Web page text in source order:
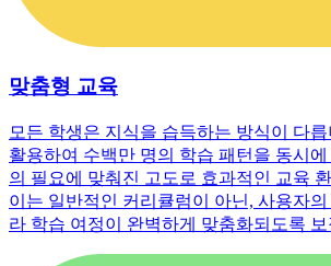
맞춤형 교육
모든 학생은 지식을 습득하는 방식이 다
활용하여 수백만 명의 학습 패턴을 동시
의 필요에 맞춰진 고도로 효과적인 교육
이는 일반적인 커리큘럼이 아닌, 사용자
라 학습 여정이 완벽하게 맞춤화되도록